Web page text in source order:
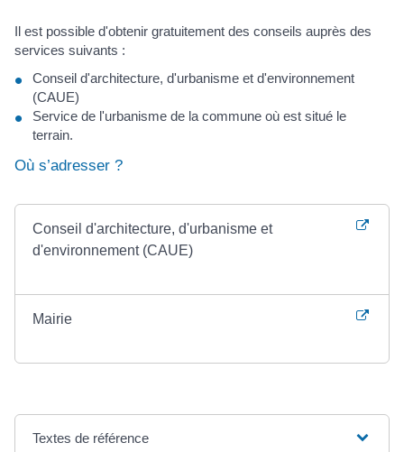
Il est possible d'obtenir gratuitement des conseils auprès des
services suivants :
Conseil d'architecture, d'urbanisme et d'environnement
(CAUE)
Service de l'urbanisme de la commune où est situé le
terrain.
Où s’adresser ?
Conseil d'architecture, d'urbanisme et
d'environnement (CAUE)
Mairie
Textes de référence